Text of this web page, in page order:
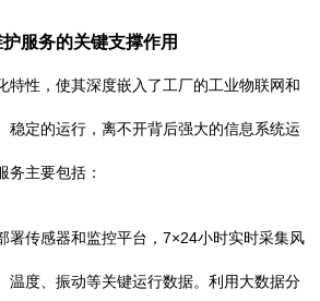
服务的关键支撑作用
特性，使其深度嵌入了工厂的工业物联网和
稳定的运行，离不开背后强大的信息系统运
务主要包括：
署传感器和监控平台，7×24小时实时采集风
温度、振动等关键运行数据。利用大数据分